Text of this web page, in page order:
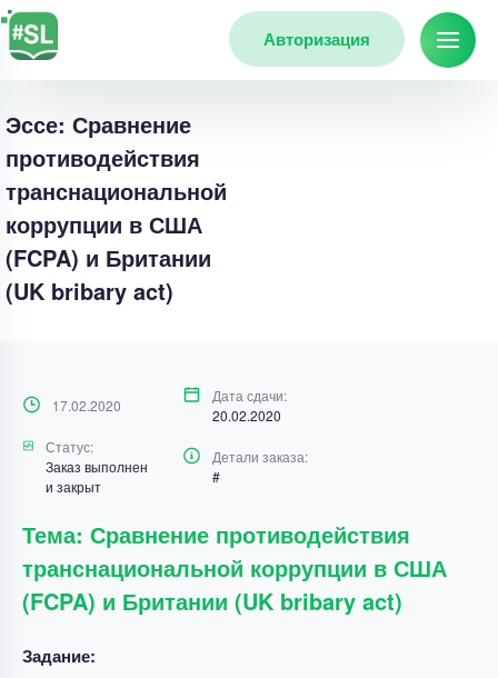
Авторизация
Эссе: Сравнение
противодействия
транснациональной
коррупции в США
(FCPA) и Британии
(UK bribary act)
17.02.2020
Дата сдачи:
20.02.2020
Статус:
Заказ выполнен
и закрыт
Детали заказа:
#
Тема: Сравнение противодействия
транснациональной коррупции в США
(FCPA) и Британии (UK bribary act)
Задание: